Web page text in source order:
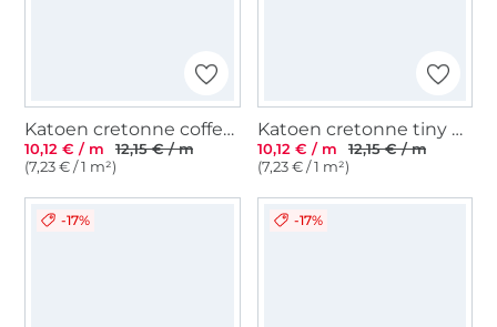
Katoen cretonne coffee break, gebroken wit
10,12 € / m
12,15 € / m
(7,23 € / 1 m²)
Katoen cretonne tiny bloom, gebroken wit
10,12 € / m
12,15 € / m
(7,23 € / 1 m²)
-17% -17%